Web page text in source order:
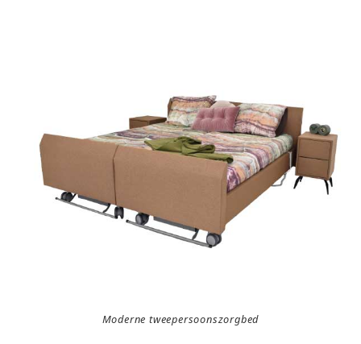
Moderne tweepersoonszorgbed